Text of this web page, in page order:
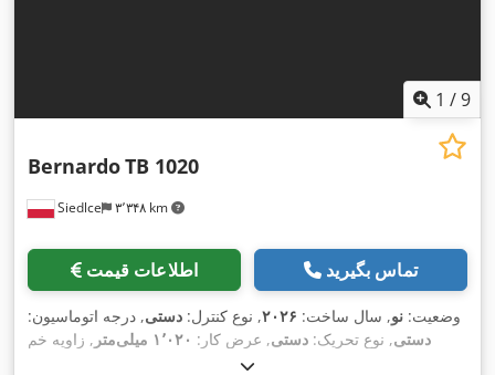
1 /9
Siedlce ۳٬۳۴۸ km
BernardoTB 1020
اطلاعات قیمت تماس بگیرید
وضعیت: نو, سال ساخت: ۲۰۲۶, نوع کنترل: دستی, درجه اتوماسیون:
دستی, نوع تحریک: دستی, عرض کار: ۱٬۰۲۰ میلی‌متر
, زاویه خم
, حداکثر ضخامت ورق: